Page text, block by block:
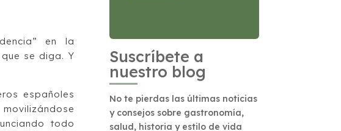
en la
se diga. Y
españoles
todo
Suscríbete a
nuestro blog
No te pierdas las últimas noticias
y consejos sobre gastronomía,
salud, historia y estilo de vida